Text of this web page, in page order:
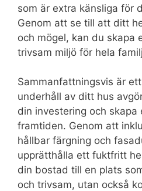
som är extra känsliga för
Genom att se till att ditt
och mögel, kan du skapa
trivsam miljö för hela
Sammanfattningsvis är
underhåll av ditt hus
din investering och
framtiden. Genom att
hållbar färgning och
upprätthålla ett fuktfritt
din bostad till en plats
och trivsam, utan också